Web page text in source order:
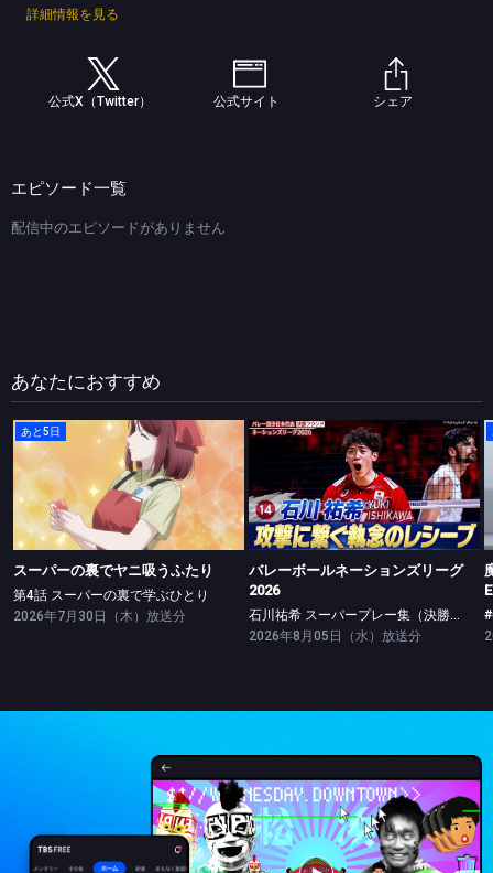
なおす機会を得た夏希は、灰色の青春を虹色に書き換える“虹色青春計
だけど、憧れた虹色の青春は楽しいことばかりではなく……。
果たして夏希は、憧れの青春をやりなおせるのか――！？
(C)雨宮和希・ホビージャパン／「灰原くんの強くて青春ニューゲーム」製作委員会
詳細情報を見る
公式X（Twitter） 公式サイト シェア
エピソード一覧
配信中のエピソードがありません
あなたにおすすめ
あと5日
スーパーの裏でヤニ吸うふたり
第4話 スーパーの裏で学ぶひとり
スーパーの裏でヤニ吸うふたり
第4話 スーパーの裏で学ぶひとり
2026年7月30日（木）放送分
バレーボールネーションズリーグ2026
石川祐希 スーパープレー集（決勝ラウンド）
バレーボールネーションズリーグ
2026
石川祐希 スーパープレー集（決勝ラウンド）
2026年8月05日（水）放送分